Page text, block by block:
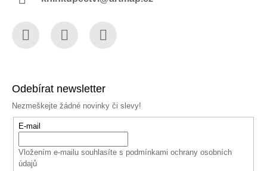
Odebírat newsletter
Nezmeškejte žádné novinky či slevy!
E-mail
Vložením e-mailu souhlasíte s podmínkami ochrany osobních
údajů